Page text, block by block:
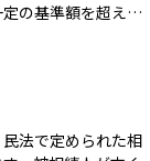
の基準額を超える
産規模が大きい場
は、課税対象とな
されます。 さら
法で定められた相